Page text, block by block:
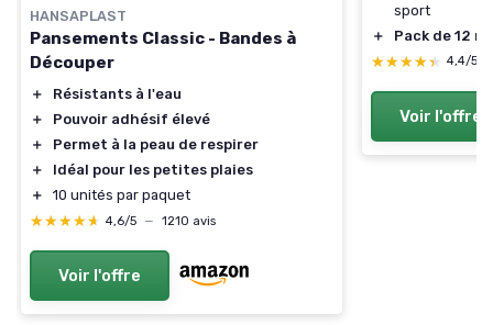
HANSAPLAST
Pansements Classic - Bandes à
Découper
＋
Résistants à l'eau
＋
Pouvoir adhésif élevé
＋
Permet à la peau de respirer
＋
Idéal pour les petites plaies
＋
10 unités par paquet
★★★★★
★★★★★ 4,6/5 — 1210 avis
Voir l'offre
sport
＋
Pack de 12
★★★★★
★★★★★ 4,4/5
Voir l'offre